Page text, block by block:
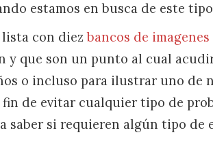
estamos en busca de este
lista con diezbancos de
y que son un punto al cual
o incluso para ilustrar uno de
de evitar cualquier tipo de
saber si requieren algún tipo de